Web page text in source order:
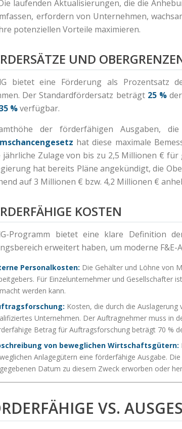
laufenden Aktualisierungen, die die
erfordern von Unternehmen,
potenziellen Vorteile maximieren.
UND
bietet eine Förderung als Prozentsatz
Der Standardfördersatz beträgt 25 %der
%verfügbar.
der förderfähigen Ausgaben,
hat diese maximale
jährliche Zulage von bis zu 2,5 Millionen €
hat bereits Pläne angekündigt, die
auf 3 Millionen € bzw. 4,2 Millionen €
KOSTEN
Programm bietet eine klare Definition
erweitert haben, um moderne
Personalkosten: Die Gehälter und Löhne von
Für Einzelunternehmer und Gesellschafter
werden kann.
Kosten, die durch die
Unternehmen. Der Auftragnehmer muss in
Betrag für Auftragsforschung beträgt 70 %
von beweglichen Wirtschaftsgütern:
Anlagegütern eine förderfähige Ausgabe.
Datum zu diesem Zweck erworben oder
VS.